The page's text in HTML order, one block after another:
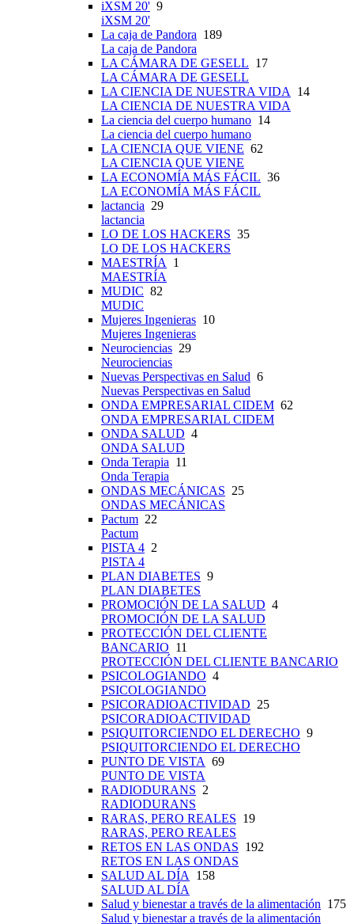
iXSM 20' 9
iXSM 20'
La caja de Pandora 189
La caja de Pandora
LA CÁMARA DE GESELL 17
LA CÁMARA DE GESELL
LA CIENCIA DE NUESTRA VIDA
14
LA CIENCIA DE NUESTRA VIDA
La ciencia del cuerpo humano 14
La ciencia del cuerpo humano
LA CIENCIA QUE VIENE 62
LA CIENCIA QUE VIENE
LA ECONOMÍA MÁS FÁCIL 36
LA ECONOMÍA MÁS FÁCIL
lactancia 29
lactancia
LO DE LOS HACKERS 35
LO DE LOS HACKERS
MAESTRÍA
1
MAESTRÍA
MUDIC 82
MUDIC
Mujeres Ingenieras 10
Mujeres Ingenieras
Neurociencias 29
Neurociencias
Nuevas Perspectivas en Salud 6
Nuevas Perspectivas en Salud
ONDA EMPRESARIAL CIDEM 62
ONDA EMPRESARIAL CIDEM
ONDA SALUD 4
ONDA SALUD
Onda Terapia 11
Onda Terapia
ONDAS MECÁNICAS 25
ONDAS MECÁNICAS
Pactum 22
Pactum
PISTA 4 2
PISTA 4
PLAN DIABETES 9
PLAN DIABETES
PROMOCIÓN DE LA SALUD 4
PROMOCIÓN DE LA SALUD
PROTECCIÓN DEL CLIENTE
BANCARIO 11
PROTECCIÓN DEL CLIENTE BANCARIO
PSICOLOGIANDO 4
PSICOLOGIANDO
PSICORADIOACTIVIDAD 25
PSICORADIOACTIVIDAD
PSIQUITORCIENDO EL DERECHO 9
PSIQUITORCIENDO EL DERECHO
PUNTO DE VISTA 69
PUNTO DE VISTA
RADIODURANS 2
RADIODURANS
RARAS, PERO REALES 19
RARAS, PERO REALES
RETOS EN LAS ONDAS 192
RETOS EN LAS ONDAS
SALUD AL DÍA
158
SALUD AL DÍA
Salud y bienestar a través de la alimentación 175
Salud y bienestar a través de la alimentación